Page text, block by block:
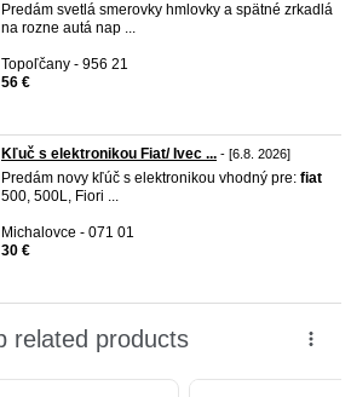
Predám svetlá smerovky hmlovky a spätné zrkadlá
na rozne autá nap ...
Topoľčany - 956 21
56 €
Kľuč s elektronikou Fiat/ Ivec ... - [6.8. 2026]
Predám novy kľúč s elektronikou vhodný pre: fiat
500, 500L, Fiori ...
Michalovce - 071 01
30 €